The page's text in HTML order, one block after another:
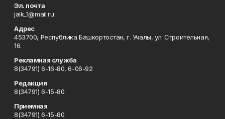
Эл. почта
jaik_1@mail.ru
Адрес
453700, Республика Башкортостан, г. Учалы, ул. Строительная,
16.
Рекламная служба
8(34791) 6-16-80, 6-06-92
Редакция
8(34791) 6-15-80
Приемная
8(34791) 6-15-80